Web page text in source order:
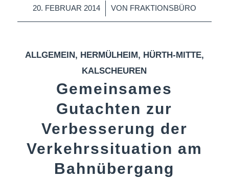
20. FEBRUAR 2014
/ VON FRAKTIONSBÜRO
ALLGEMEIN, HERMÜLHEIM, HÜRTH-MITTE,
KALSCHEUREN
Gemeinsames
Gutachten zur
Verbesserung der
Verkehrssituation am
Bahnübergang